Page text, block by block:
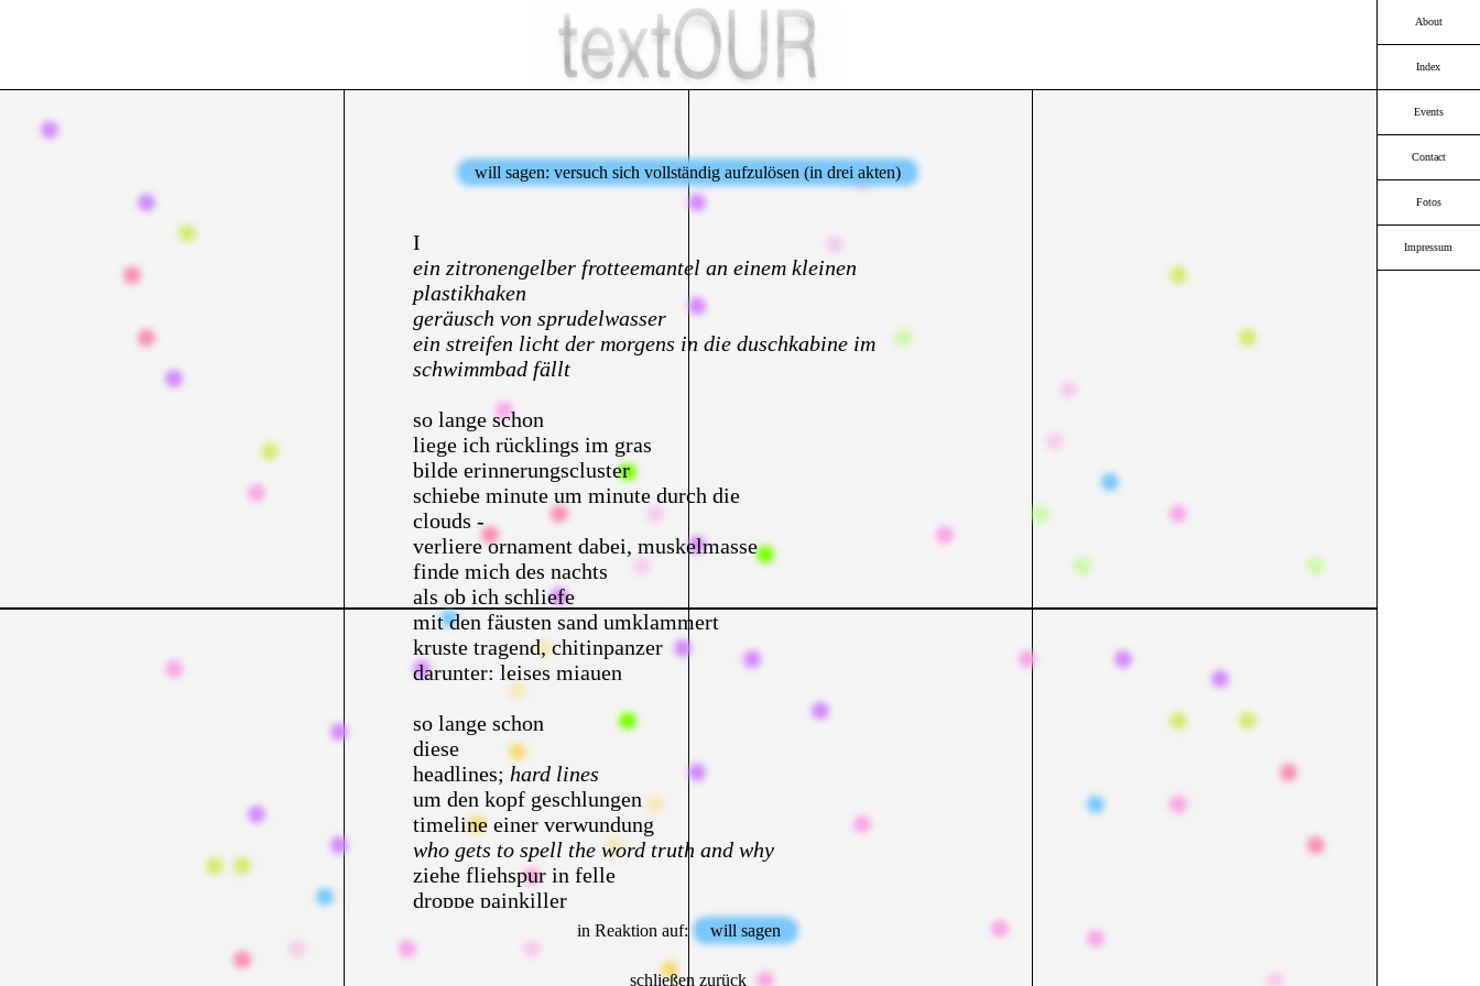
will sagen: versuch sich vollständig aufzulösen (in drei akten)
I
ein zitronengelber frotteemantel an einem kleinen
plastikhaken
geräusch von sprudelwasser
ein streifen licht der morgens in die duschkabine im
schwimmbad fällt
so lange schon
liege ich rücklings im gras
bilde erinnerungscluster
schiebe minute um minute durch die
clouds -
verliere ornament dabei, muskelmasse
finde mich des nachts
als ob ich schliefe
mit den fäusten sand umklammert
kruste tragend, chitinpanzer
darunter: leises miauen
so lange schon
diese
headlines; hard lines
um den kopf geschlungen
timeline einer verwundung
who gets to spell the word truth and why
ziehe fliehspur in felle
droppe painkiller
zoome ran auf punkt gleich körper gleich flucht
falte verwerfung in iris
in Reaktion auf: will sagen
schließen zurück
About
Index
Events
Contact
Fotos
Impressum